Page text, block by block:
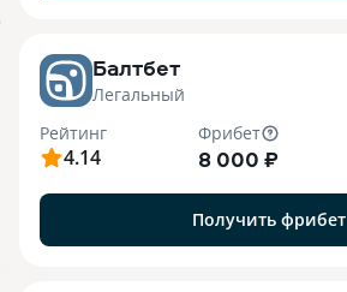
Балтбет
Легальный
Рейтинг
4.14
Фрибет
8 000 ₽
Получить фрибет